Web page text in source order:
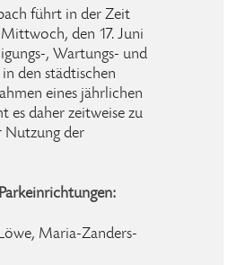
führt in der Zeit
den 17. Juni
, Wartungs- und
den städtischen
eines jährlichen
es daher zeitweise zu
Nutzung der
Maria-Zanders-